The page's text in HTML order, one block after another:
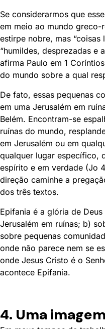
Se considerarmos que
em meio ao mundo greco-
estirpe nobre, mas “coisas
“humildes, desprezadas e
afirma Paulo em 1
do mundo sobre a qual
De fato, essas pequenas
em uma Jerusalém em
Belém. Encontram-se
ruínas do mundo,
em Jerusalém ou em
qualquer lugar específico,
espírito e em verdade (Jo
direção caminhe a
dos três textos.
Epifania é a glória de
Jerusalém em ruínas; b)
sobre pequenas
onde não parece nem se
onde Jesus Cristo é o
acontece Epifania.
4. Uma